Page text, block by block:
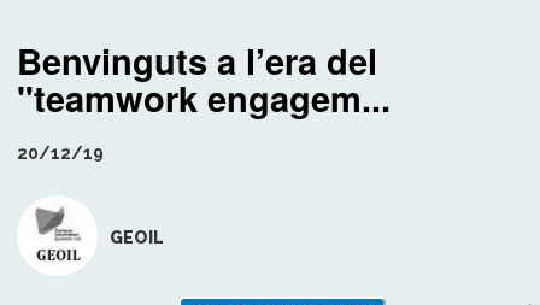
Benvinguts a l’era del
"teamwork engagem...
20/12/19
GEOIL